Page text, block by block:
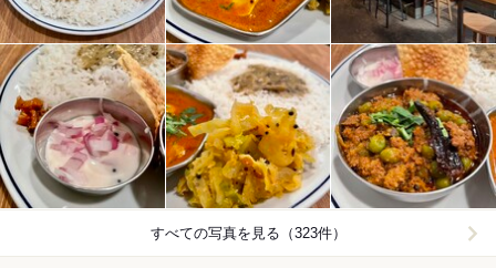
すべての写真を見る（323件）